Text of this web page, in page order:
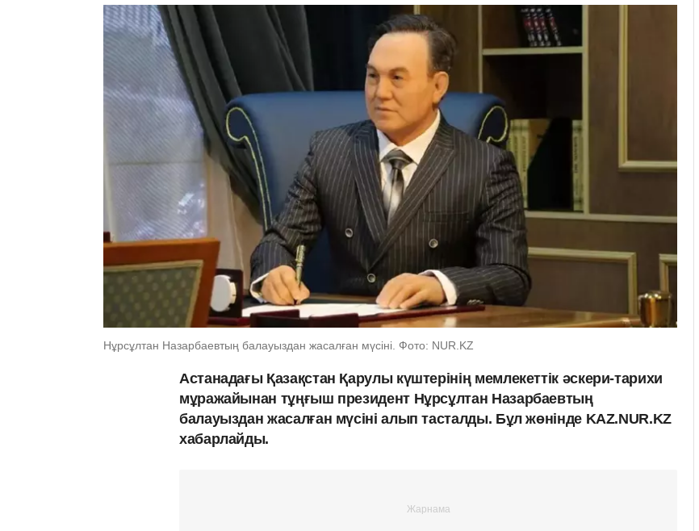
Нұрсұлтан Назарбаевтың балауыздан жасалған мүсіні. Фото: NUR.KZ
Астанадағы Қазақстан Қарулы күштерінің мемлекеттік әскери-тарихи
мұражайынан тұңғыш президент Нұрсұлтан Назарбаевтың
балауыздан жасалған мүсіні алып тасталды. Бұл жөнінде KAZ.NUR.KZ
хабарлайды.